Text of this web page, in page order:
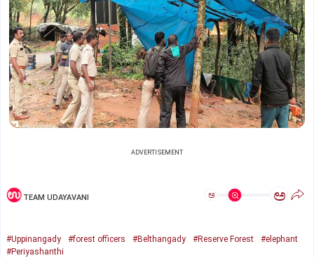
ADVERTISEMENT
TEAM UDAYAVANI ಅ ಅ
#Uppinangady #forest officers #Belthangady #Reserve Forest
#elephant
#Periyashanthi